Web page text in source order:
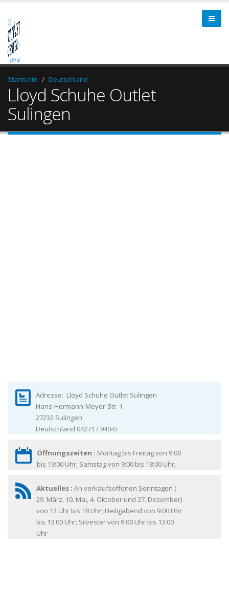
Startseite Deutschland
Lloyd Schuhe Outlet
Sulingen
Adresse: Lloyd Schuhe Outlet Sulingen
Hans-Hermann-Meyer-Str. 1
27232 Sulingen
Deutschland 04271 / 940-0
Öffnungszeiten : Montag bis Freitag von 9:00
bis 19:00 Uhr; Samstag von 9:00 bis 18:00 Uhr;
Aktuelles : An verkaufsoffenen Sonntagen (
29. März, 10. Mai, 4. Oktober und 27. Dezember)
von 13 Uhr bis 18 Uhr; Heiligabend von 9:00 Uhr
bis 13:00 Uhr; Silvester von 9:00 Uhr bis 13:00
Uhr